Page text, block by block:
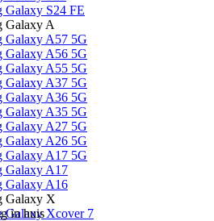
Galaxy S24 FE
Galaxy A
Galaxy A57 5G
Galaxy A56 5G
Galaxy A55 5G
Galaxy A37 5G
Galaxy A36 5G
Galaxy A35 5G
Galaxy A27 5G
Galaxy A26 5G
Galaxy A17 5G
Galaxy A17
Galaxy A16
Galaxy X
Galaxy Xcover 7
in huis